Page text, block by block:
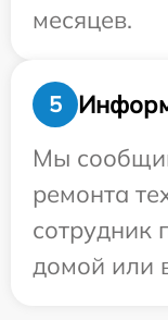
месяцев.
5
Мы
ремонта
сотрудник
домой или